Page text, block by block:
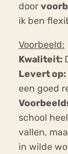
door
ik ben
Voorbeeld:
Kwaliteit:
Levert op:
een goed
school
vallen,
in wilde